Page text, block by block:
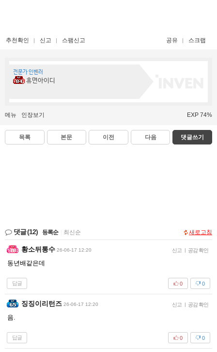
추천확인 신고 스팸신고 공유 스크랩
전문가 인벤러
휴면아이디
메뉴 인장보기 EXP 74%
목록 본문 이전 다음 댓글쓰기
댓글(12) 등록순 최신순 새로고침
황소뒤통수 26-06-17 12:20 신고 공감 확인
동년배같은데
답글 0
0
징징이리턴즈 26-06-17 12:20 신고 공감 확인
음.
답글 0
0